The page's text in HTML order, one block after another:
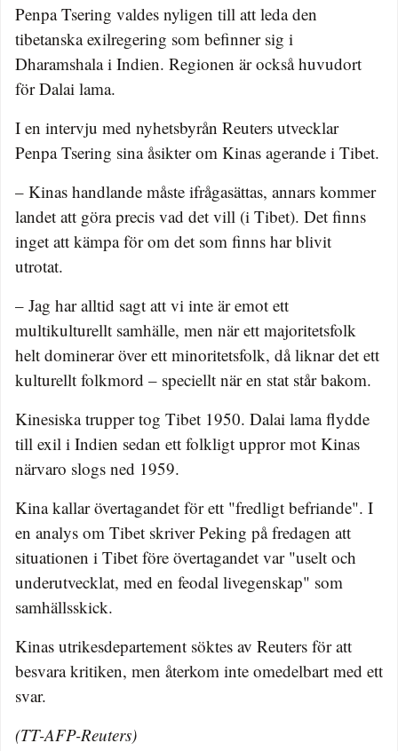
Penpa Tsering valdes nyligen till att leda den
tibetanska exilregering som befinner sig i
Dharamshala i Indien. Regionen är också huvudort
för Dalai lama.
I en intervju med nyhetsbyrån Reuters utvecklar
Penpa Tsering sina åsikter om Kinas agerande i Tibet.
– Kinas handlande måste ifrågasättas, annars kommer
landet att göra precis vad det vill (i Tibet). Det finns
inget att kämpa för om det som finns har blivit
utrotat.
– Jag har alltid sagt att vi inte är emot ett
multikulturellt samhälle, men när ett majoritetsfolk
helt dominerar över ett minoritetsfolk, då liknar det ett
kulturellt folkmord – speciellt när en stat står bakom.
Kinesiska trupper tog Tibet 1950. Dalai lama flydde
till exil i Indien sedan ett folkligt uppror mot Kinas
närvaro slogs ned 1959.
Kina kallar övertagandet för ett "fredligt befriande". I
en analys om Tibet skriver Peking på fredagen att
situationen i Tibet före övertagandet var "uselt och
underutvecklat, med en feodal livegenskap" som
samhällsskick.
Kinas utrikesdepartement söktes av Reuters för att
besvara kritiken, men återkom inte omedelbart med ett
svar.
(TT-AFP-Reuters)